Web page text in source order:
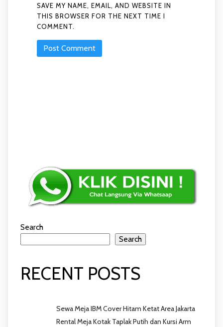
SAVE MY NAME, EMAIL, AND WEBSITE IN
THIS BROWSER FOR THE NEXT TIME I
COMMENT.
Search
Search
RECENT POSTS
Sewa Meja IBM Cover Hitam Ketat Area Jakarta
Rental Meja Kotak Taplak Putih dan Kursi Arm